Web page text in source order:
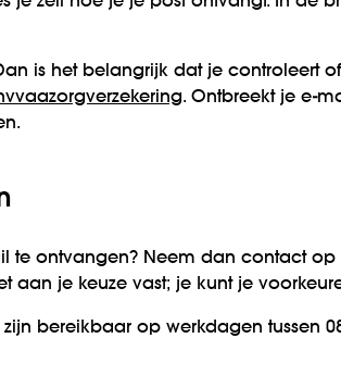
is het belangrijk dat je controleert
. Ontbreekt je e-
te ontvangen? Neem dan contact op
aan je keuze vast; je kunt je
zijn bereikbaar op werkdagen tussen